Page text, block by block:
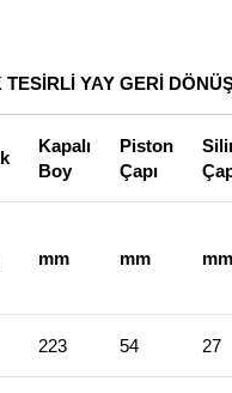
YAY GERİ
Kapalı
Boy
Piston
Çapı
mm mm mm
223 54 27